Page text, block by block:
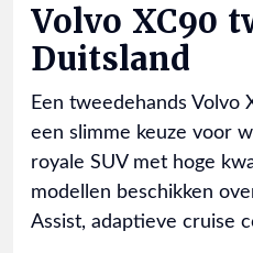
Volvo XC90
Duitsland
Een tweedehands Volvo
een slimme keuze voor
royale SUV met hoge
modellen beschikken
Assist, adaptieve cruise